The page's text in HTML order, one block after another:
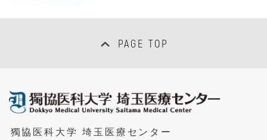
放射線部
病理診断科
PAGE TOP
獨協医科大学 埼玉医療センター